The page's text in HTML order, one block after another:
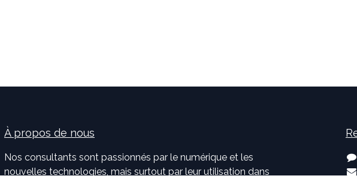
À propos de nous
Nos consultants sont passionnés par le numérique et les
nouvelles technologies, mais surtout par leur utilisation dans